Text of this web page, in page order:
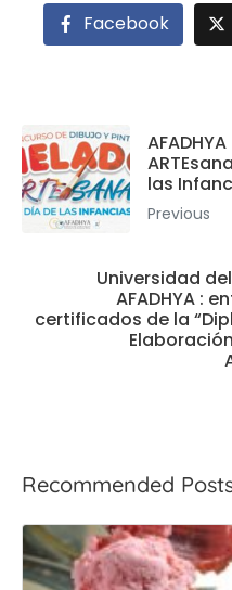
Facebook
las
Previous
Universidad
AFADHYA :
certificados de la
Recommended